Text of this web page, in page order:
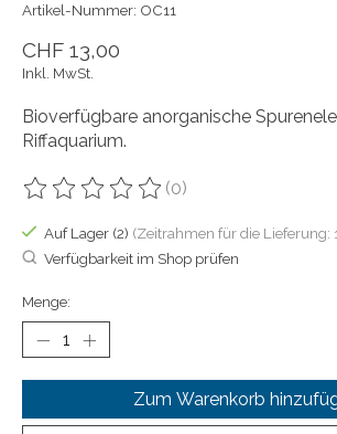
Artikel-Nummer: OC11
CHF 13,00
Inkl. MwSt.
Bioverfügbare anorganische
Riffaquarium.
Die Bewertung dieses Produkts ist
(0)
Auf Lager (2) (Zeitrahmen für die Lieferung:
Verfügbarkeit im Shop prüfen
Menge:
Zum Warenkorb